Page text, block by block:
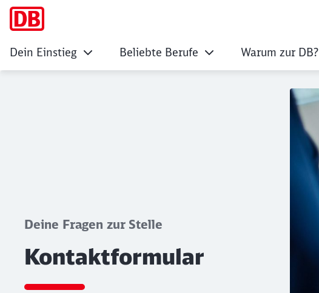
Dein Einstieg Beliebte Berufe Warum zur DB?
Deine Fragen zur Stelle
Kontaktformular